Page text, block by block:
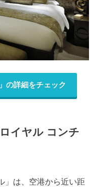
の詳細をチェック
イヤル コンチ
」は、空港から近い距